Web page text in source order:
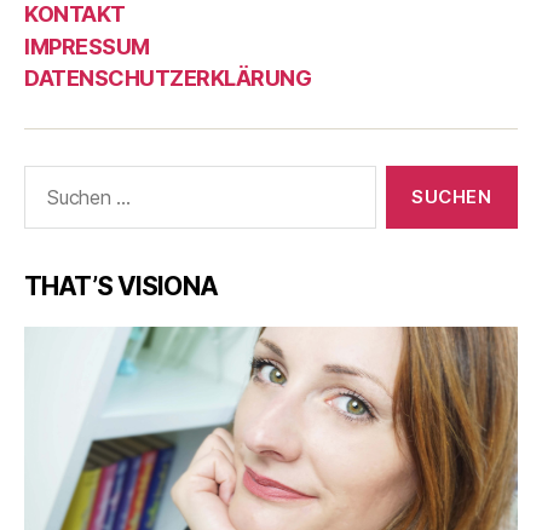
KONTAKT
IMPRESSUM
DATENSCHUTZERKLÄRUNG
nach:
THAT’S VISIONA